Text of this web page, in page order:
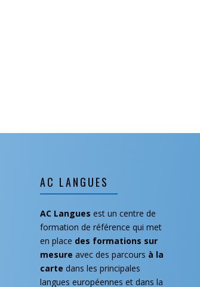
AC LANGUES
AC Langues est un centre de
formation de référence qui met
en place des formations sur
mesureavec des parcours à la
cartedans les principales
langues européennes et dans la